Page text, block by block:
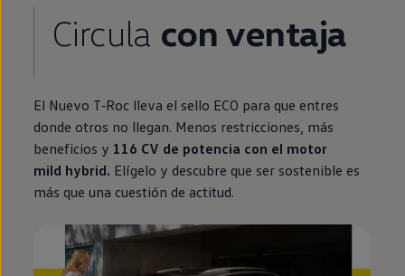
Circula con ventaja
El Nuevo T‑Roc lleva el sello ECO para que entres
donde otros no llegan. Menos restricciones, más
beneficios y 116 CV de potencia con el motor
mild hybrid. Elígelo y descubre que ser sostenible es
más que una cuestión de actitud.